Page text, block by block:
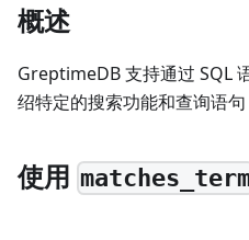
概述
GreptimeDB 支持通过 SQL
绍特定的搜索功能和查询语句
使用